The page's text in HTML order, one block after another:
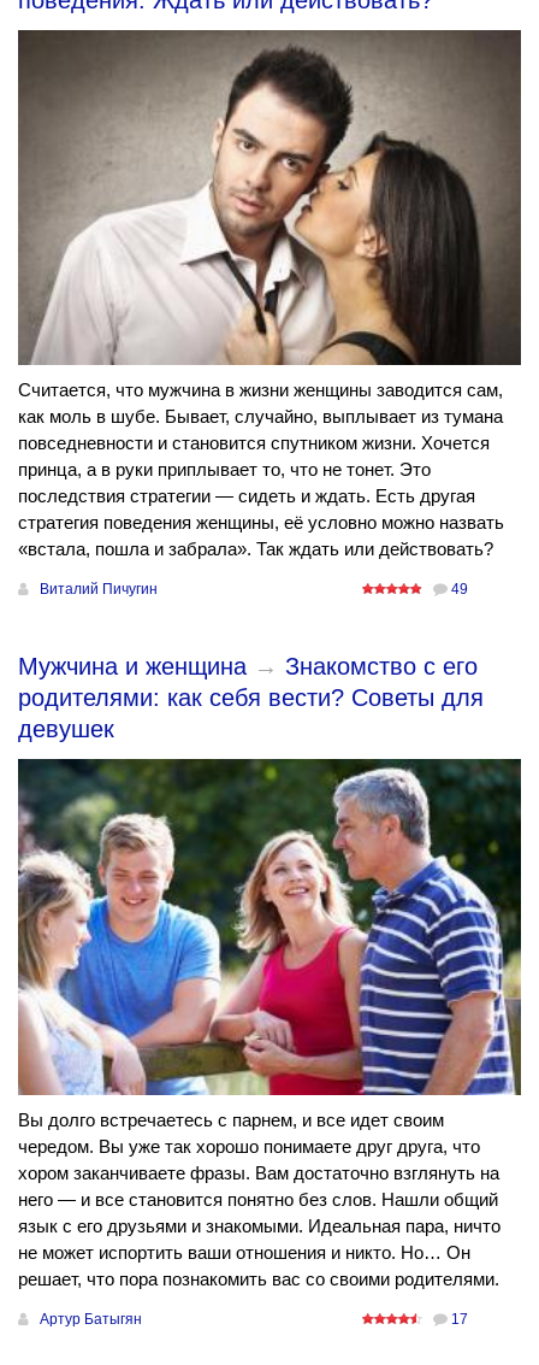
Считается, что мужчина в жизни женщины заводится сам,
как моль в шубе. Бывает, случайно, выплывает из тумана
повседневности и становится спутником жизни. Хочется
принца, а в руки приплывает то, что не тонет. Это
последствия стратегии — сидеть и ждать. Есть другая
стратегия поведения женщины, её условно можно назвать
«встала, пошла и забрала». Так ждать или действовать?
Виталий Пичугин 49
Мужчина и женщина → Знакомство с его
родителями: как себя вести? Советы для
девушек
Вы долго встречаетесь с парнем, и все идет своим
чередом. Вы уже так хорошо понимаете друг друга, что
хором заканчиваете фразы. Вам достаточно взглянуть на
него — и все становится понятно без слов. Нашли общий
язык с его друзьями и знакомыми. Идеальная пара, ничто
не может испортить ваши отношения и никто. Но… Он
решает, что пора познакомить вас со своими родителями.
Артур Батыгян 17